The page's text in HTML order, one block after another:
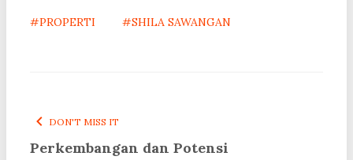
#PROPERTI #SHILA SAWANGAN
DON'T MISS IT
Perkembangan dan Potensi